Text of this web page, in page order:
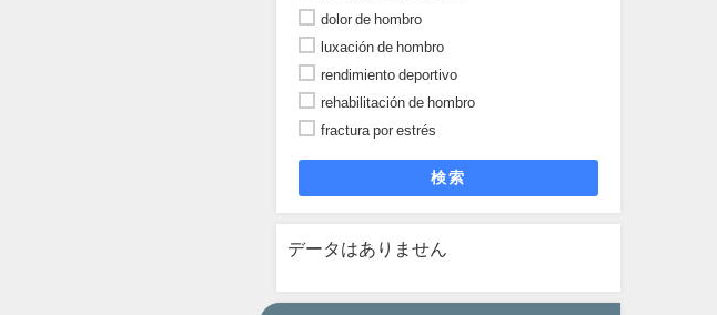
dolor de hombro
luxación de hombro
rendimiento deportivo
rehabilitación de hombro
fractura por estrés
検索
データはありません